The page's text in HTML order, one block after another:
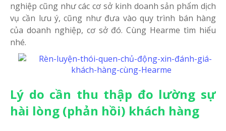
nghiệp cũng như các cơ sở kinh doanh sản phẩm dịch
vụ cần lưu ý, cũng như đưa vào quy trình bán hàng
của doanh nghiệp, cơ sở đó. Cùng Hearme tìm hiểu
nhé.
Lý do cần thu thập đo lường sự
hài lòng (phản hồi) khách hàng